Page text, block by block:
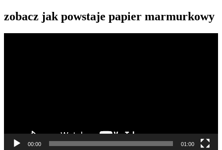
zobacz jak powstaje papier marmurkowy
00:00 01:00